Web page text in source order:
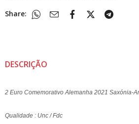
Share:
DESCRIÇÃO
2 Euro Comemorativo Alemanha 2021 Saxónia-
Qualidade : Unc / Fdc